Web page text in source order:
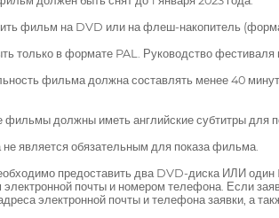
фильм на DVD или на флеш-накопитель
в формате PAL. Руководство фестиваля
фильма должна составлять менее 40
фильмы должны иметь английские субтитры для
является обязательным для показа фильма.
предоставить два DVD-диска ИЛИ
электронной почты и номером телефона. Если
адреса электронной почты и телефона заявки, а